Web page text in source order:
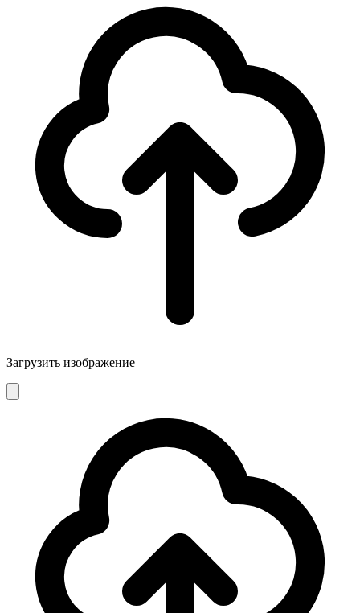
Загрузить изображение